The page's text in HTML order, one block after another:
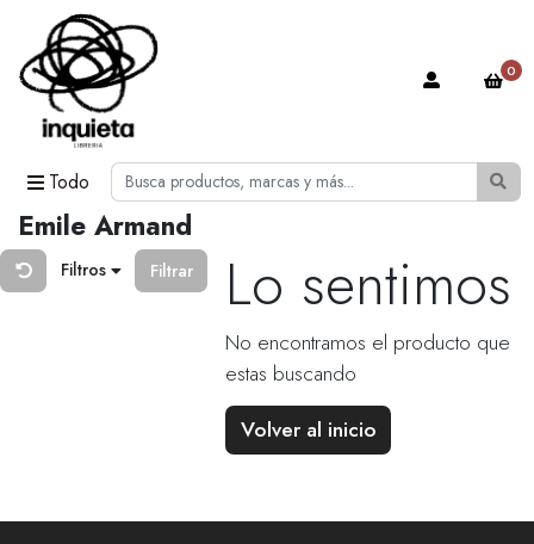
Todo
0
Emile Armand
Filtros Filtrar Lo sentimos
No encontramos el producto que
estas buscando
Volver al inicio